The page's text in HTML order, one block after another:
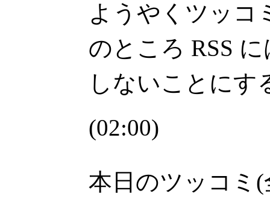
ようやくツッコ
のところ RSS
しないことにす
(02:00)
本日のツッコミ(